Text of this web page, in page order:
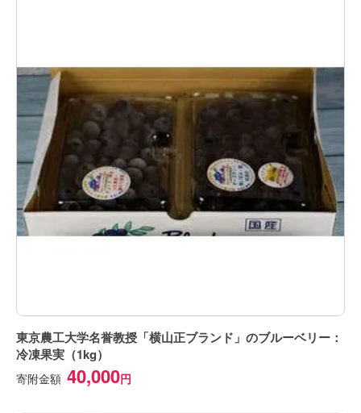
東京農工大学名誉教授「横山正ブランド」のブルーベリー：
冷凍果実（1kg）
寄附金額 40,000